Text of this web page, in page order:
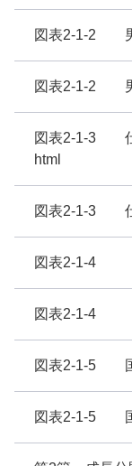
図表2-1-2 男
図表2-1-2 男
図表2-1-3 仕
html
図表2-1-3 仕
図表2-1-4 「
図表2-1-4 「
図表2-1-5 国
図表2-1-5 国